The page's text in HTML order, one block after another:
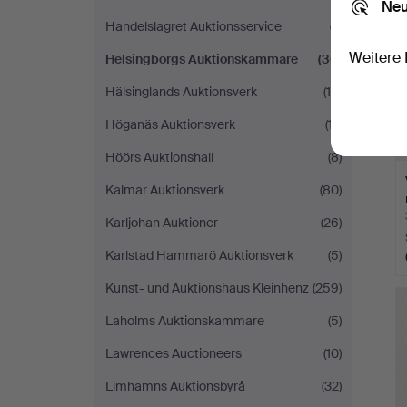
Handelslagret Auktionsservice
(7)
Helsingborgs Auktionskammare
(30)
Hälsinglands Auktionsverk
(10)
Höganäs Auktionsverk
(17)
Höörs Auktionshall
(8)
Kalmar Auktionsverk
(80)
Karljohan Auktioner
(26)
Karlstad Hammarö Auktionsverk
(5)
Kunst- und Auktionshaus Kleinhenz (259)
Laholms Auktionskammare
(5)
Lawrences Auctioneers
(10)
Limhamns Auktionsbyrå
(32)
Weitere